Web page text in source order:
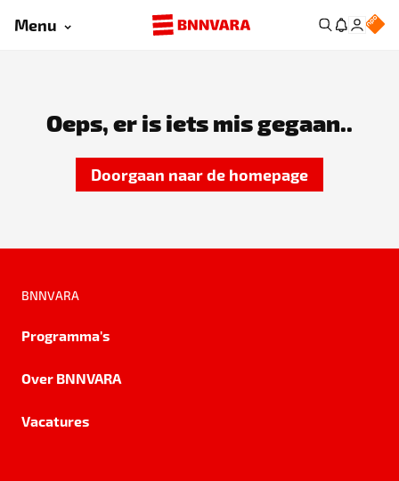
Menu
Oeps, er is iets mis gegaan..
Doorgaan naar de homepage
BNNVARA
Programma's
Over BNNVARA
Vacatures